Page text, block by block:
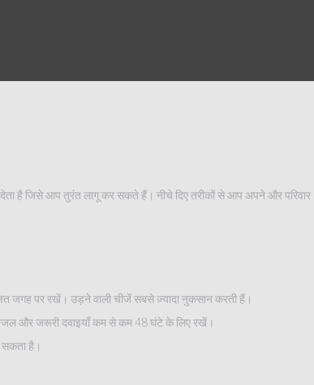
देता है जिसे आप तुरंत लागू कर सकते हैं। नीचे दिए तरीकों से आप अपने और परिवार
जगह पर रखें। उड़ने वाली चीजें सबसे ज़्यादा नुकसान करती हैं।
पेयजल और जरूरी दवाइयाँ कम से कम 48 घंटे के लिए रखें।
सकता है।